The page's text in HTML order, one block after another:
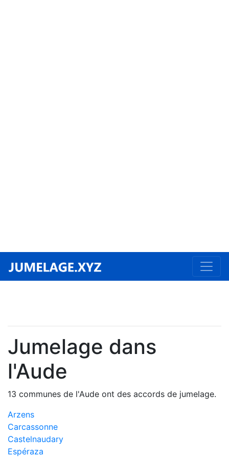
Jumelage dans
l'Aude
13 communes de l'Aude ont des accords de jumelage.
Arzens
Carcassonne
Castelnaudary
Espéraza